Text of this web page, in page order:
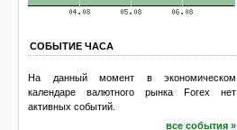
СОБЫТИЕ ЧАСА
На данный момент в экономическом
календаре валютного рынка Forex нет
активных событий.
все события »